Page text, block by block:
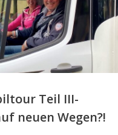
Teil III-
neuen Wegen?!